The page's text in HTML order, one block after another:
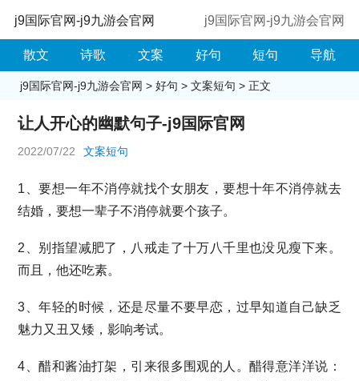
j9国际官网-j9九游会官网 j9国际官网-j9九游会官网
散文 诗歌 文案 好句 短句 导航
j9国际官网-j9九游会官网 > 好句 > 文案短句 > 正文
让人开心的幽默句子-j9国际官网
2022/07/22 文案短句
1、要想一年不消停就找个女朋友，要想十年不消停就去
结婚，要想一辈子不消停就要个孩子。
2、别指望减肥了，八戒走了十万八千里也没见瘦下来。
而且，他还吃素。
3、年轻的时候，还是尽量不要早恋，过早知道自己缺乏
魅力又丑又矮，影响考试。
4、醋和酱油打架，引来很多围观的人。醋得意洋洋说：